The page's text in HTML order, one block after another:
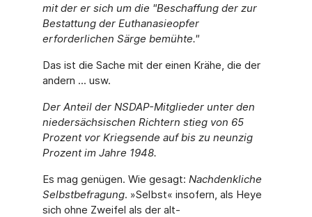
mit der er sich um die "Beschaffung der zur
Bestattung der Euthanasieopfer
erforderlichen Särge bemühte."
Das ist die Sache mit der einen Krähe, die der
andern ... usw.
Der Anteil der NSDAP-Mitglieder unter den
niedersächsischen Richtern stieg von 65
Prozent vor Kriegsende auf bis zu neunzig
Prozent im Jahre 1948.
Es mag genügen. Wie gesagt: Nachdenkliche
Selbstbefragung. »Selbst« insofern, als Heye
sich ohne Zweifel als der alt-